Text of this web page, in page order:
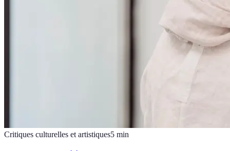
Critiques culturelles et artistiques5 min